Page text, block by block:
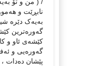
نابڕێت و
بەیەک دێرە
گەورەترین
کێشەی ئاو و
گەورەیی و
پێشان دەدات